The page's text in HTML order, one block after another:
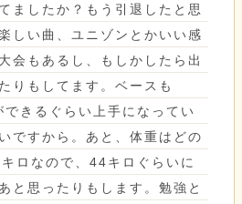
ましたか？もう引退したと思
しい曲、ユニゾンとかいい感
会もあるし、もしかしたら出
りもしてます。ベースも
きるぐらい上手になってい
ですから。あと、体重はどの
ロなので、44キロぐらいに
と思ったりもします。勉強と